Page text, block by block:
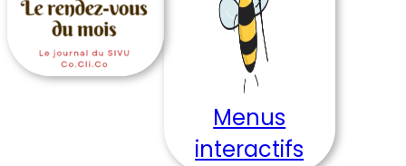
Menus
interactifs